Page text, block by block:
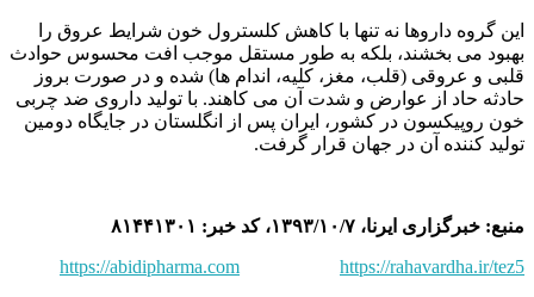
این گروه داروها نه تنها با کاهش کلسترول خون شرایط عروق را
بهبود می بخشند، بلکه به طور مستقل موجب افت محسوس حوادث
قلبی و عروقی (قلب، مغز، کلیه، اندام ها) شده و در صورت بروز
حادثه حاد از عوارض و شدت آن می کاهند. با تولید داروی ضد چربی
خون روپیکسون در کشور، ایران پس از انگلستان در جایگاه دومین
تولید کننده آن در جهان قرار گرفت.
منبع: خبرگزاری ایرنا، ۱۳۹۳/۱۰/۷، کد خبر: ۸۱۴۴۱۳۰۱
https://abidipharma.com
https://rahavardha.ir/tez5